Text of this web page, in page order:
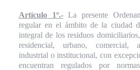
Artículo 1º.-La presente
regular en el ámbito de la ciudad
integral de los residuos
residencial, urbano, comercial,
industrial o institucional, con
encuentran regulados por